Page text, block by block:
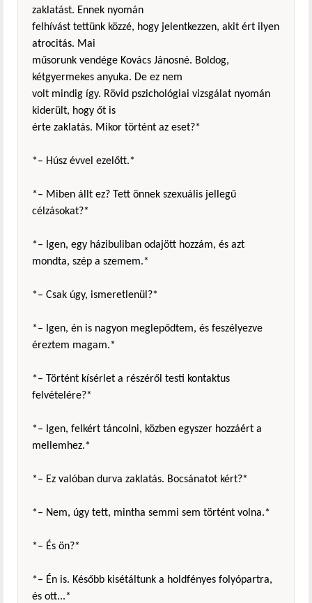
zaklatást. Ennek nyomán
felhívást tettünk közzé, hogy jelentkezzen, akit ért ilyen
atrocitás. Mai
műsorunk vendége Kovács Jánosné. Boldog,
kétgyermekes anyuka. De ez nem
volt mindig így. Rövid pszichológiai vizsgálat nyomán
kiderült, hogy őt is
érte zaklatás. Mikor történt az eset?*
*– Húsz évvel ezelőtt.*
*– Miben állt ez? Tett önnek szexuális jellegű
célzásokat?*
*– Igen, egy házibuliban odajött hozzám, és azt
mondta, szép a szemem.*
*– Csak úgy, ismeretlenül?*
*– Igen, én is nagyon meglepődtem, és feszélyezve
éreztem magam.*
*– Történt kísérlet a részéről testi kontaktus
felvételére?*
*– Igen, felkért táncolni, közben egyszer hozzáért a
mellemhez.*
*– Ez valóban durva zaklatás. Bocsánatot kért?*
*– Nem, úgy tett, mintha semmi sem történt volna.*
*– És ön?*
*– Én is. Később kisétáltunk a holdfényes folyópartra,
és ott...*